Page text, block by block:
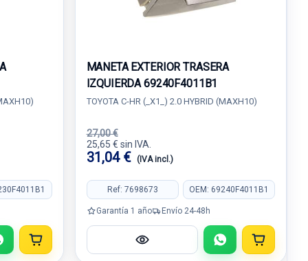
MANETA EXTERIOR TRASERA
IZQUIERDA 69240F4011B1
TOYOTA C-HR (_X1_) 2.0 HYBRID (MAXH10)
27,00 €
25,65 € sin IVA.
31,04 € (IVA incl.)
Ref: 7698673 OEM: 69240F4011B1
Garantía 1 año Envío 24-48h